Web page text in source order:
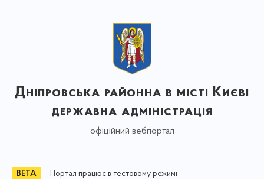
Дніпровська районна в місті Києві
державна адміністрація
офіційний вебпортал
Портал працює в тестовому режимі